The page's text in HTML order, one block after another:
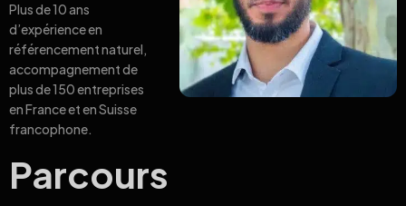
Plus de 10 ans
d’expérience en
référencement naturel,
accompagnement de
plus de 150 entreprises
en France et en Suisse
francophone.
Parcours